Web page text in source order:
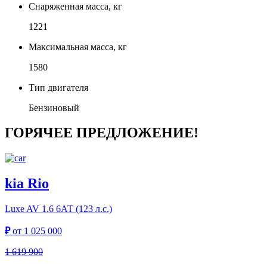
Снаряженная масса, кг
1221
Максимальная масса, кг
1580
Тип двигателя
Бензиновый
ГОРЯЧЕЕ ПРЕДЛОЖЕНИЕ!
kia Rio
Luxe AV 1.6 6АТ (123 л.с.)
₽от 1 025 000
1 619 900